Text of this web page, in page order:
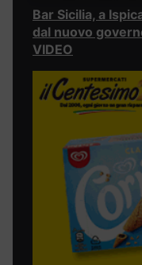
Bar Sicilia, a
dal nuovo
VIDEO